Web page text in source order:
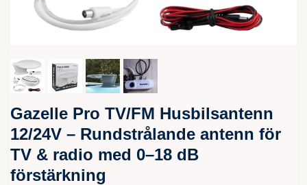
Gazelle Pro TV/FM Husbilsantenn
12/24V – Rundstrålande antenn för
TV & radio med 0–18 dB
förstärkning